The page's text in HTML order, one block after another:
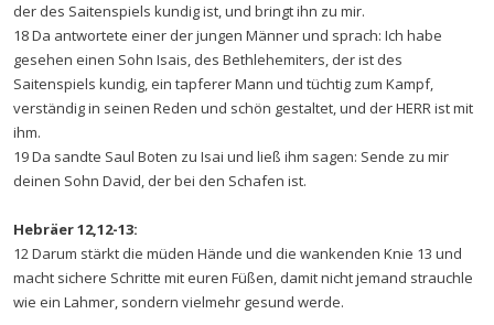
der des Saitenspiels kundig ist, und bringt ihn zu mir.
18 Da antwortete einer der jungen Männer und sprach: Ich habe
gesehen einen Sohn Isais, des Bethlehemiters, der ist des
Saitenspiels kundig, ein tapferer Mann und tüchtig zum Kampf,
verständig in seinen Reden und schön gestaltet, und der HERR ist mit
ihm.
19 Da sandte Saul Boten zu Isai und ließ ihm sagen: Sende zu mir
deinen Sohn David, der bei den Schafen ist.
Hebräer 12,12-13:
12 Darum stärkt die müden Hände und die wankenden Knie 13 und
macht sichere Schritte mit euren Füßen, damit nicht jemand strauchle
wie ein Lahmer, sondern vielmehr gesund werde.